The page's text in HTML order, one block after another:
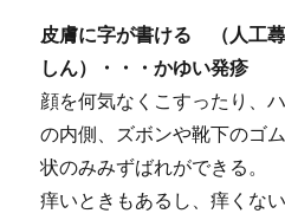
皮膚に字が書ける （人工
しん）・・・かゆい発疹
顔を何気なくこすったり、
の内側、ズボンや靴下のゴ
状のみみずばれができる。
痒いときもあるし、痒くない